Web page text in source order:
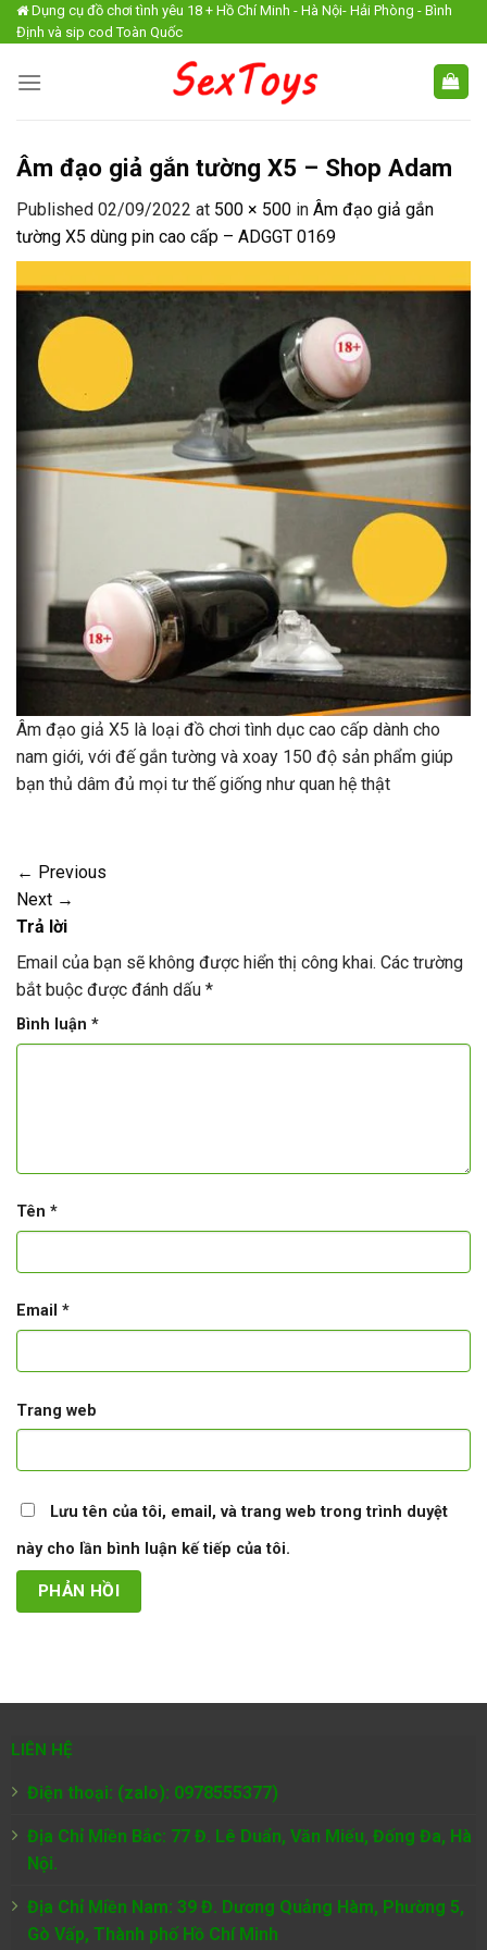
Skip
to
Dụng cụ đồ chơi tình yêu 18 + Hồ Chí Minh - Hà Nội- Hải Phòng - Bình
Định và sip cod Toàn Quốc
Âm đạo giả gắn tường X5 – Shop Adam
Published 02/09/2022 at 500 × 500 in Âm đạo giả gắn
tường X5 dùng pin cao cấp – ADGGT 0169
Âm đạo giả X5 là loại đồ chơi tình dục cao cấp dành cho
nam giới, với đế gắn tường và xoay 150 độ sản phẩm giúp
bạn thủ dâm đủ mọi tư thế giống như quan hệ thật
← Previous
Next →
Trả lời
Email của bạn sẽ không được hiển thị công khai. Các trường
bắt buộc được đánh dấu *
Bình luận *
Tên *
Email *
Trang web
Lưu tên của tôi, email, và trang web trong trình duyệt
này cho lần bình luận kế tiếp của tôi.
LIÊN HỆ
Điện thoại: (zalo): 0978555377)
Địa Chỉ Miền Bắc: 77 Đ. Lê Duẩn, Văn Miếu, Đống Đa, Hà
Nội.
Địa Chỉ Miền Nam: 39 Đ. Dương Quảng Hàm, Phường 5,
Gò Vấp, Thành phố Hồ Chí Minh